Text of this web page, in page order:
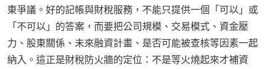
東爭議。好的記帳與財稅服務，不能只提供一個「可以」或
「不可以」的答案，而要把公司規模、交易模式、資金壓
力、股東關係、未來融資計畫、是否可能被查核等因素一起
納入。這正是財稅防火牆的定位：不是等火燒起來才補資